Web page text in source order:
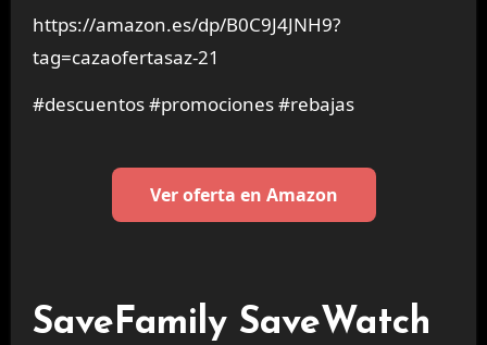
https://amazon.es/dp/B0C9J4JNH9?
tag=cazaofertasaz-21
#descuentos #promociones #rebajas
Ver oferta en Amazon
SaveFamily SaveWatch